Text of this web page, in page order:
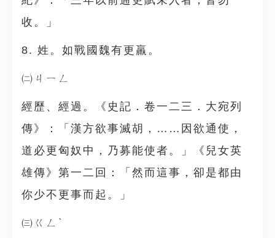
收。」
8. 姓。如戰國魏有更羸。
㈡ㄐㄧㄥ
經歷、經過。《史記．卷一二三．大宛列
傳》：「漢方欲事滅胡，……因欲通使，
道必更匈奴中，乃募能使者。」《兒女英
雄傳》第一二回：「然而這事，卻是都由
你少不更事而起。」
㈢ㄍㄥˋ